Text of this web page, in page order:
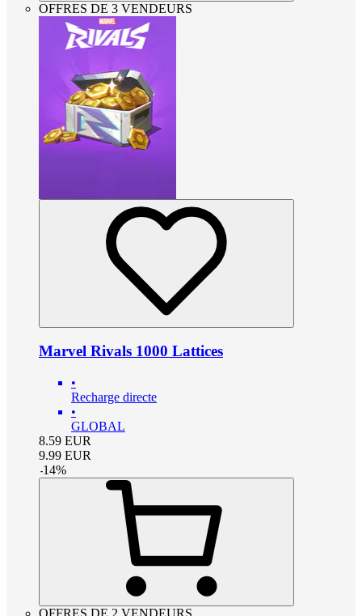
OFFRES DE 3 VENDEURS
Marvel Rivals 1000 Lattices
•
Recharge directe
•
GLOBAL
8.59 EUR
9.99 EUR
-14%
OFFRES DE 2 VENDEURS